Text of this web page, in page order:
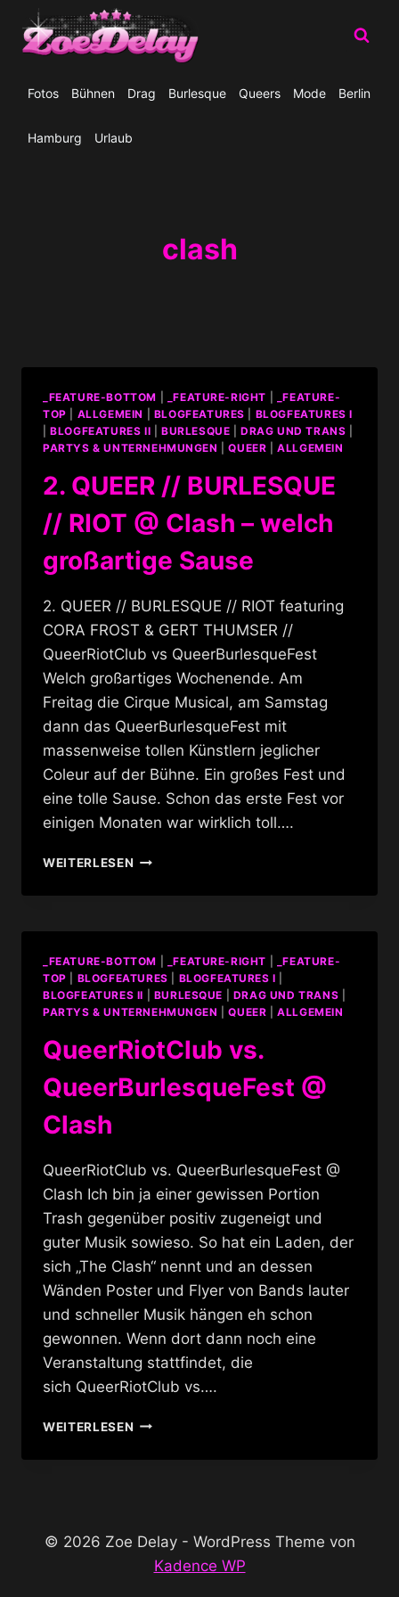
Inhalt
springen
Fotos Bühnen Drag Burlesque Queers Mode Berlin
Hamburg Urlaub
clash
_FEATURE-BOTTOM _FEATURE-RIGHT
_FEATURE-
TOP
ALLGEMEIN BLOGFEATURES
BLOGFEATURES I
|BLOGFEATURES II BURLESQUE |DRAG UND TRANS
PARTYS & UNTERNEHMUNGEN
|QUEER |ALLGEMEIN
2. QUEER // BURLESQUE
// RIOT @ Clash – welch
großartige Sause
2. QUEER // BURLESQUE // RIOT featuring
CORA FROST & GERT THUMSER //
QueerRiotClub vs QueerBurlesqueFest
Welch großartiges Wochenende. Am
Freitag die Cirque Musical, am Samstag
dann das QueerBurlesqueFest mit
massenweise tollen Künstlern jeglicher
Coleur auf der Bühne. Ein großes Fest und
eine tolle Sause. Schon das erste Fest vor
einigen Monaten war wirklich toll….
WEITERLESEN2.
//
//
RIOT
CLASH
–
GROSSARTIGE S
AUSE
_FEATURE-BOTTOM _FEATURE-RIGHT
_FEATURE-
TOP
BLOGFEATURES BLOGFEATURES I
BLOGFEATURES II
BURLESQUE DRAG UND TRANS
PARTYS & UNTERNEHMUNGEN
|QUEER |ALLGEMEIN
QueerRiotClub vs.
QueerBurlesqueFest @
Clash
QueerRiotClub vs. QueerBurlesqueFest @
Clash Ich bin ja einer gewissen Portion
Trash gegenüber positiv zugeneigt und
guter Musik sowieso. So hat ein Laden, der
sich „The Clash“ nennt und an dessen
Wänden Poster und Flyer von Bands lauter
und schneller Musik hängen eh schon
gewonnen. Wenn dort dann noch eine
Veranstaltung stattfindet, die
sich QueerRiotClub vs….
WEITERLESENQUEERRIOTCLUB
QUEERBURLESQUEFEST
© 2026 Zoe Delay - WordPress Theme von
Kadence WP